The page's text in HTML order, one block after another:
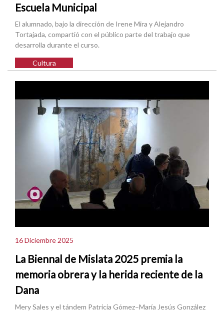
Escuela Municipal
El alumnado, bajo la dirección de Irene Mira y Alejandro
Tortajada, compartió con el público parte del trabajo que
desarrolla durante el curso.
Cultura
16 Diciembre 2025
La Biennal de Mislata 2025 premia la
memoria obrera y la herida reciente de la
Dana
Mery Sales y el tándem Patricia Gómez–María Jesús González